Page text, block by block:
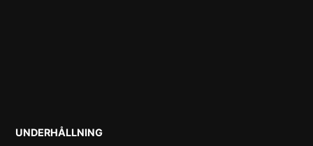
POSTED
UNDERHÅLLNING